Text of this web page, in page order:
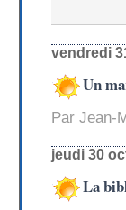
vendredi
Un
Par Jean-
jeudi 30
La